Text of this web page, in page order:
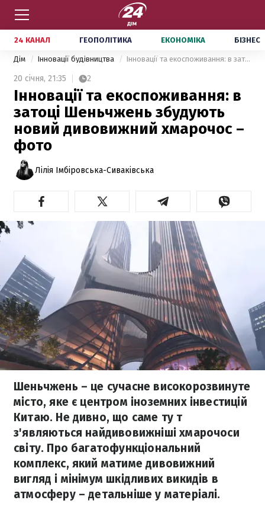
24 КАНАЛ ГЕОПОЛІТИКА ЕКОНОМІКА БІЗНЕС
Дім Інновації будівництва Інновації та екоспоживання: в затоці Шеньчжень збудують новий дивовижний хмарочос – фото
20 січня, 21:35 2
Інновації та екоспоживання: в
затоці Шеньчжень збудують
новий дивовижний хмарочос –
фото
Лілія Імбіровська-Сиваківська
Шеньчжень – це сучасне високорозвинуте
місто, яке є центром іноземних інвестицій
Китаю. Не дивно, що саме ту т
з'являються найдивовижніші хмарочоси
світу. Про багатофункціональний
комплекс, який матиме дивовижний
вигляд і мінімум шкідливих викидів в
атмосферу – детальніше у матеріалі.